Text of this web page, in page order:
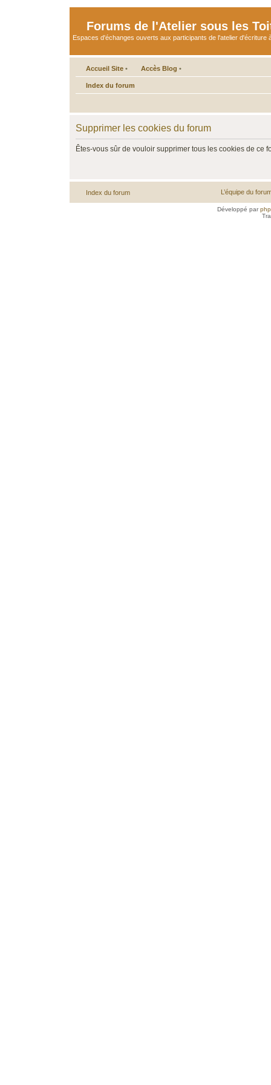
Forums de l'Atelier sous les
Espaces d'échanges ouverts aux participants de l'atelier d'écriture
Accueil Site • Accès Blog •
Index du forum
Supprimer les cookies du forum
Êtes-vous sûr de vouloir supprimer tous les cookies de ce
Index du forum L’équipe du
Développé par